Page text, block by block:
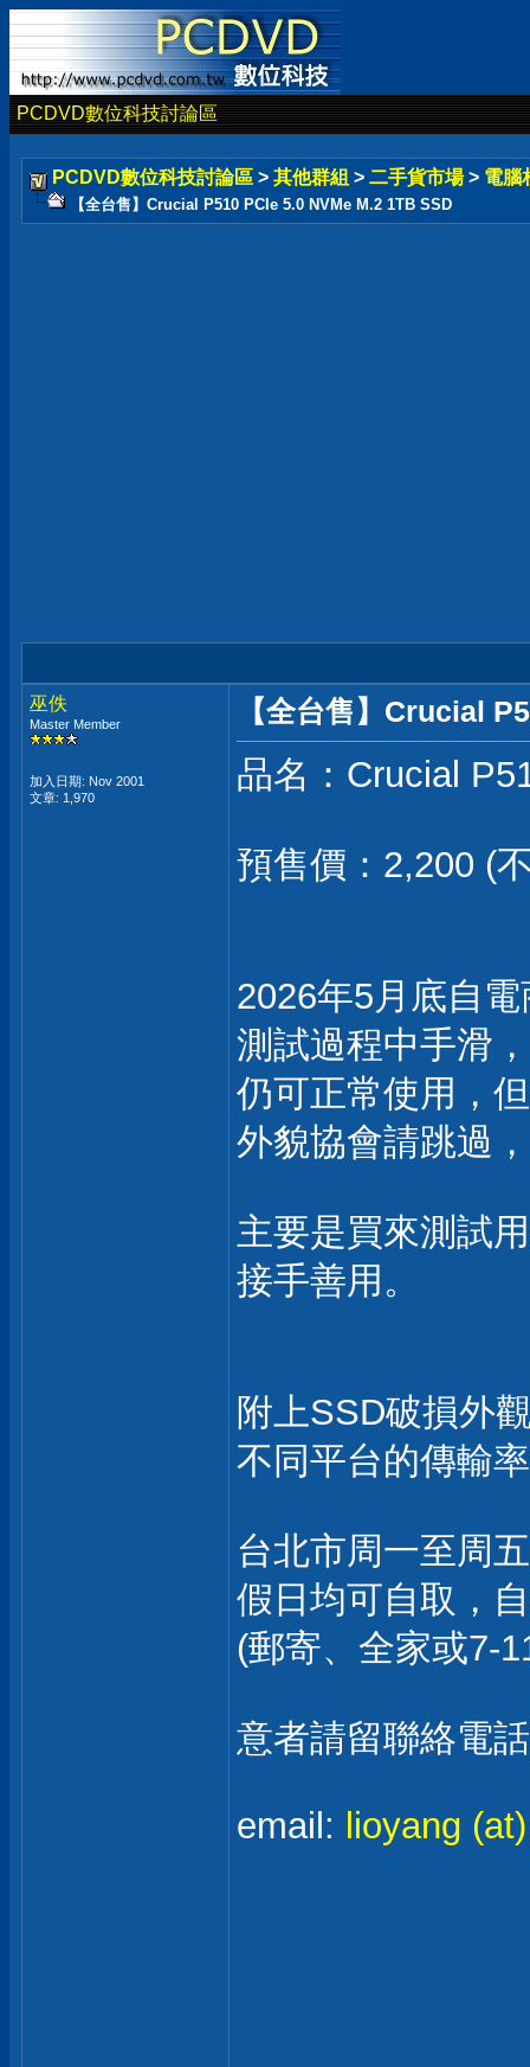
PCDVD數位科技討論區
PCDVD數位科技討論區 > 其他群組 > 二手貨市場 > 電腦
【全台售】Crucial P510 PCIe 5.0 NVMe M.2 1TB SSD
巫佚
Master Member
加入日期: Nov 2001
文章: 1,970
【全台售】Crucial
品名：Crucial
預售價：2,200 (
2026年5月底自
測試過程中手滑
仍可正常使用，
外貌協會請跳過
主要是買來測試
接手善用。
附上SSD破損外
不同平台的傳輸
台北市周一至周
假日均可自取，
(郵寄、全家或7-
意者請留聯絡電
email: lioyang